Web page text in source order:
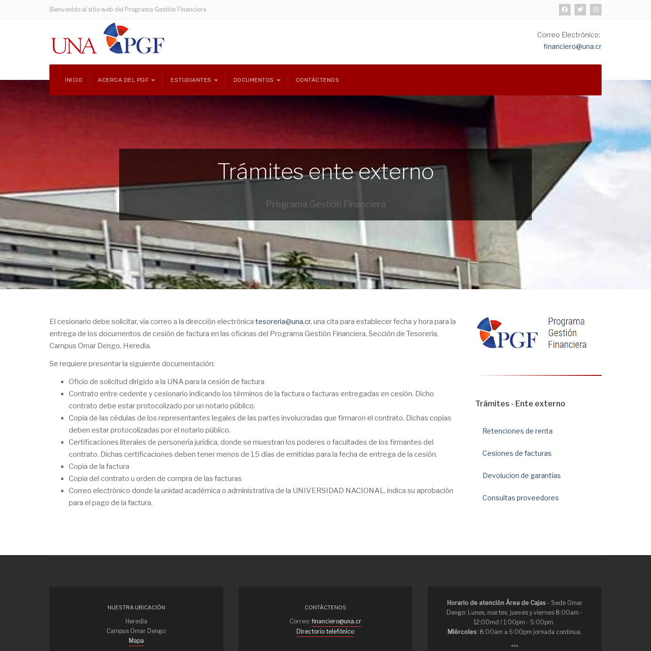
Bienvenido al sitio web del Programa Gestión Financiera
Correo Electrónico:
financiero@una.cr
INICIO ACERCA DEL PGF ESTUDIANTES DOCUMENTOS CONTÁCTENOS
Trámites ente externo
Programa Gestión Financiera
El cesionario debe solicitar, vía correo a la dirección electrónica tesoreria@una.cr, una cita para establecer fecha y hora para la
entrega de los documentos de cesión de factura en las oficinas del Programa Gestión Financiera, Sección de Tesorería,
Campus Omar Dengo, Heredia.
Se requiere presentar la siguiente documentación:
Oficio de solicitud dirigido a la UNA para la cesión de factura
Contrato entre cedente y cesionario indicando los términos de la factura o facturas entregadas en cesión. Dicho
contrato debe estar protocolizado por un notario público.
Copia de las cédulas de los representantes legales de las partes involucradas que firmaron el contrato. Dichas copias
deben estar protocolizadas por el notario público.
Certificaciones literales de personería jurídica, donde se muestran los poderes o facultades de los firmantes del
contrato. Dichas certificaciones deben tener menos de 15 días de emitidas para la fecha de entrega de la cesión.
Copia de la factura
Copia del contrato u orden de compra de las facturas
Correo electrónico donde la unidad académica o administrativa de la UNIVERSIDAD NACIONAL, indica su aprobación
para el pago de la factura.
Trámites - Ente externo
Retenciones de renta
Cesiones de facturas
Devolucion de garantías
Consultas proveedores
NUESTRA UBICACIÓN
Heredia
Campus Omar Dengo
Mapa
CONTÁCTENOS
Correo: financiero@una.cr
Directorio telefónico
Horario de atención Área de Cajas- Sede Omar
Dengo: Lunes, martes, jueves y viernes 8:00am -
12:00md / 1:00pm - 5:00pm.
Miércoles: 8:00am a 6:00pm jornada continua.
***